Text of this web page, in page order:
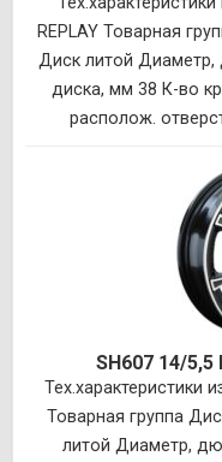
REPLAY Товарная
Диск литой
диска, мм 38 К-во
располож.
SH607 14/5,5
Тех.характеристики
Товарная группа
литой Диаметр,